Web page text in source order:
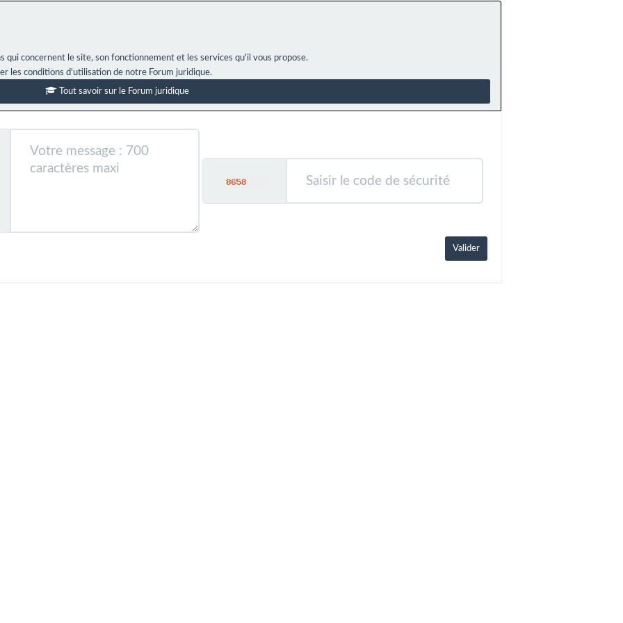
qui concernent le site, son fonctionnement et les services qu'il vous propose.
les conditions d'utilisation de notre Forum juridique.
Tout savoir sur le Forum juridique